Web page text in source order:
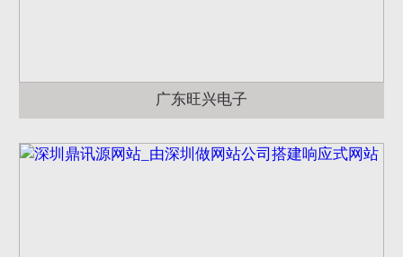
广东旺兴电子